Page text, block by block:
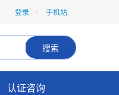
登录 手机站
搜索
认证咨询